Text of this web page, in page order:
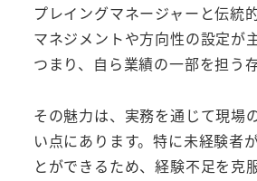
プレイングマネージャーと伝統
マネジメントや方向性の設定が
つまり、自ら業績の一部を担う
その魅力は、実務を通じて現場
い点にあります。特に未経験者
とができるため、経験不足を克